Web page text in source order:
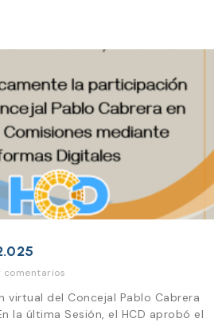
comentarios
virtual del Concejal Pablo Cabrera
la última Sesión, el HCD aprobó el